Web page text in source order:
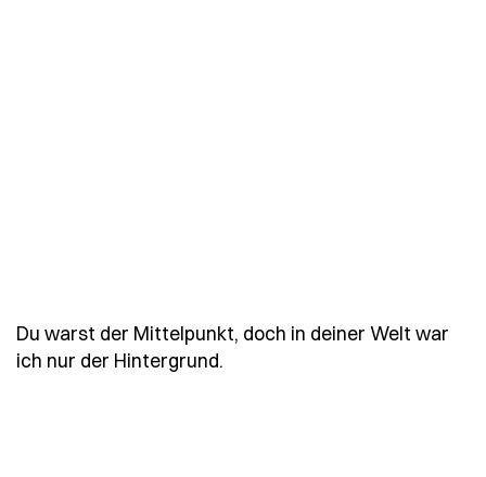
Du warst der Mittelpunkt, doch in deiner Welt war
ich nur der Hintergrund.